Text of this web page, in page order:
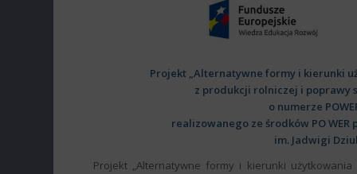
Projekt „Alternatywne formy i kierunki
z produkcji rolniczej i poprawy
o numerze
realizowanego ze środków PO WER
im. Jadwigi
Projekt „Alternatywne formy i kierunki